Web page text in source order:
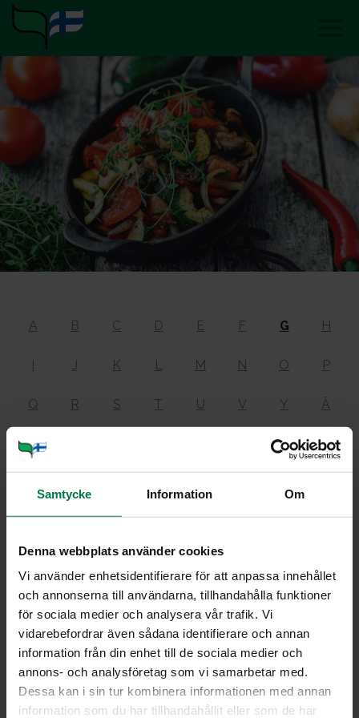
Samtycke Information Om
Denna webbplats använder cookies
Vi använder enhetsidentifierare för att anpassa innehållet
och annonserna till användarna, tillhandahålla funktioner
för sociala medier och analysera vår trafik. Vi
vidarebefordrar även sådana identifierare och annan
information från din enhet till de sociala medier och
annons- och analysföretag som vi samarbetar med.
Dessa kan i sin tur kombinera informationen med annan
information som du har tillhandahållit eller som de har
A B C D E F G H
I J K L M N O P
Q R S T U V Y Ä
Ö
Ga­lak­too­si
on laktoosin eli maitosokerin rakenneosa. Sitä
muodostuu laktoosin pilkkoutuessa
ruoansulatuskanavassa glukoosiksi ja galaktoosiksi.
Galaktoosi on monosakkaridi.
Katsolaktoosi,glukoosija monosakkaridi.